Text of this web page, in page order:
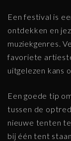
Een festival is
ontdekken en
muziekgenres.
favoriete
uitgelezen kans
Een goede tip
tussen de
nieuwe tenten te
bij één tent